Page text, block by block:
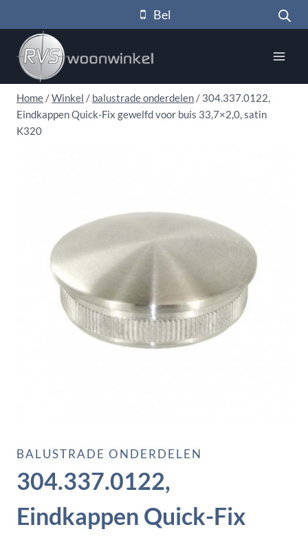
naar
inhoud
Bel
Home /Winkel / balustrade onderdelen / 304.337.0122,
Eindkappen Quick-Fix gewelfd voor buis 33,7×2,0, satin
K320
BALUSTRADE ONDERDELEN
304.337.0122,
Eindkappen Quick-Fix